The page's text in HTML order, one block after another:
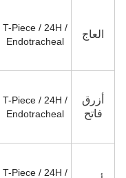
العاج
T-Piece / 24H /
Endotracheal
أزرق
فاتح
T-Piece / 24H /
Endotracheal
T-Piece / 24H /